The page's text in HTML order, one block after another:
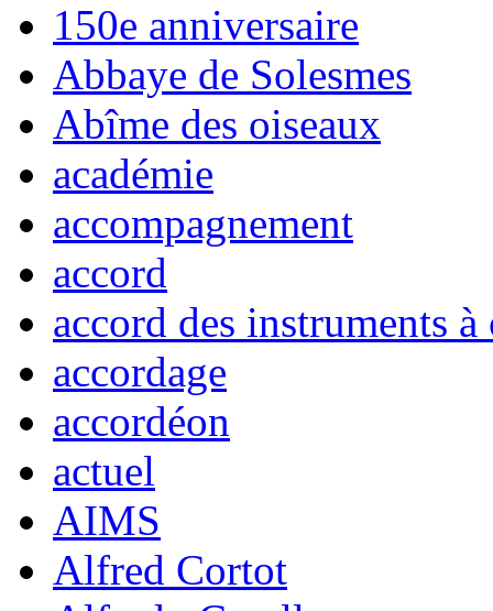
150e anniversaire
Abbaye de Solesmes
Abîme des oiseaux
académie
accompagnement
accord
accord des instruments
accordage
accordéon
actuel
AIMS
Alfred Cortot